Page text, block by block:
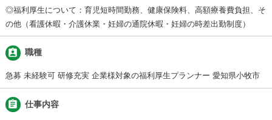
◎福利厚生について：育児短時間勤務、健康保険料、高額療養費負担、そ
の他（看護休暇・介護休業・妊婦の通院休暇・妊婦の時差出勤制度）
assignment_ind 職種
急募 未経験可 研修充実 企業様対象の福利厚生プランナー 愛知県小牧市
assignment 仕事内容